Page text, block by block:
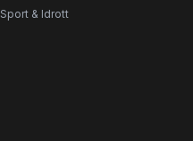
Sport & Idrott